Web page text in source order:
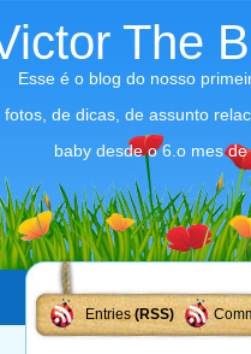
The
Esse é o blog do nosso
fotos, de dicas, de assunto
baby desde o 6.o mes de
Entries(RSS)